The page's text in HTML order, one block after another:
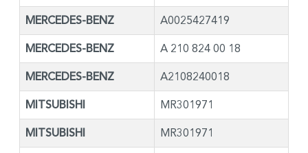
MERCEDES-BENZ A0025427419
MERCEDES-BENZ A 210 824 00 18
MERCEDES-BENZ A2108240018
MITSUBISHI MR301971
MITSUBISHI MR301971